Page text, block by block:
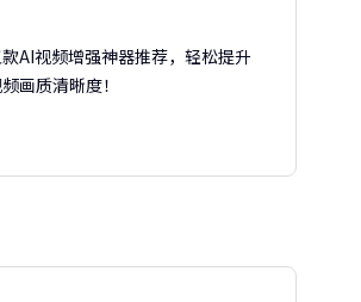
AI视频增强神器推荐，轻松提升
画质清晰度！